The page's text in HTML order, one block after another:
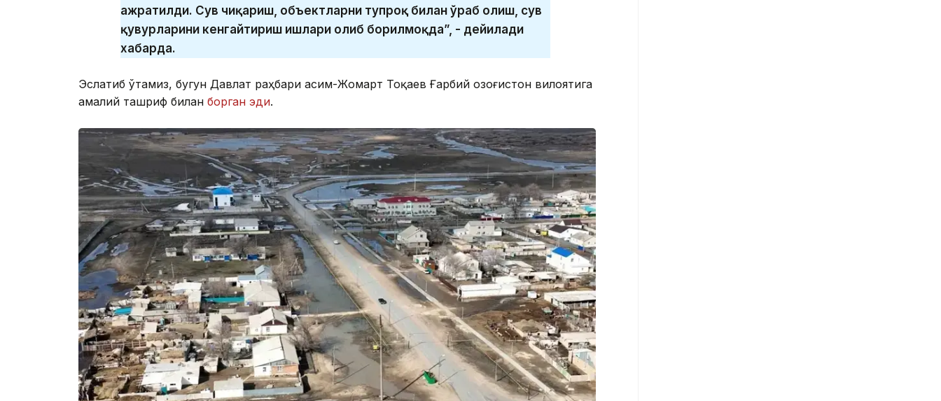
ажратилди. Сув чиқариш, объектларни тупроқ билан ўраб олиш, сув
қувурларини кенгайтириш ишлари олиб борилмоқда”, - дейилади
хабарда.
Эслатиб ўтамиз, бугун Давлат раҳбари Қасим-Жомарт Тоқаев Ғарбий Қозоғистон вилоятига
амалий ташриф билан борган эди.